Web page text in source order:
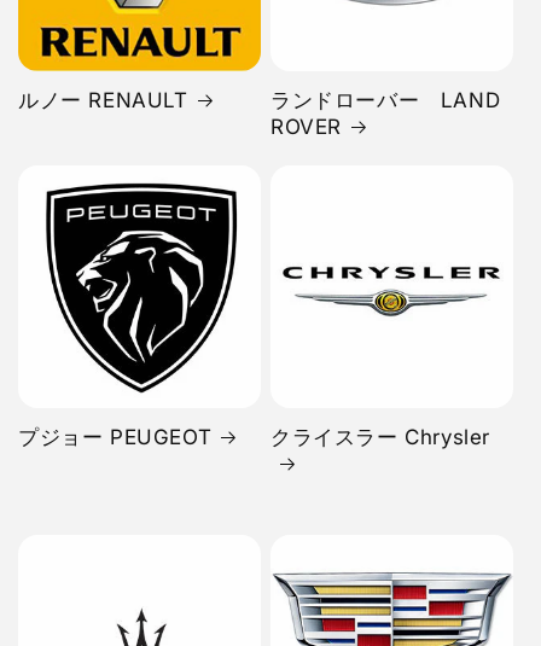
ルノー RENAULT
ランドローバー LAND
ROVER
プジョー PEUGEOT クライスラー Chrysler